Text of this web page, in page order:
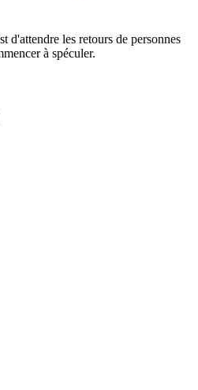
d'attendre les retours de personnes
à spéculer.